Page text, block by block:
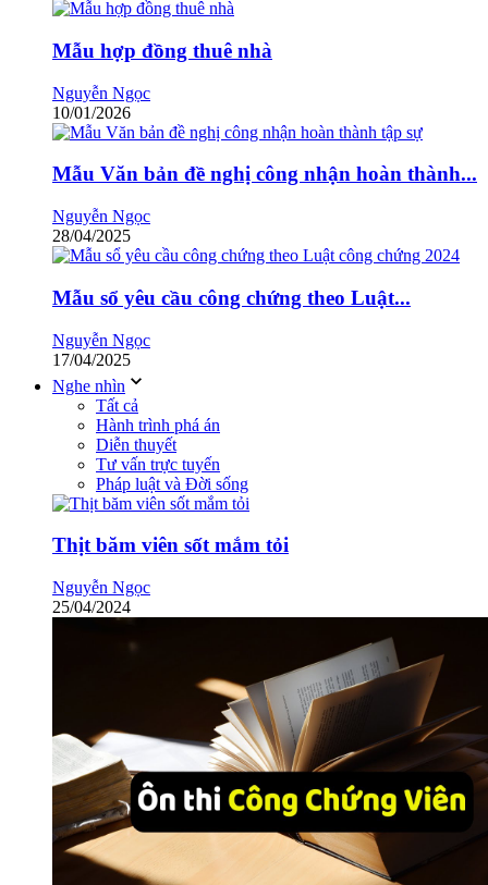
Mẫu hợp đồng thuê nhà
Nguyễn Ngọc
10/01/2026
Mẫu Văn bản đề nghị công nhận hoàn thành...
Nguyễn Ngọc
28/04/2025
Mẫu sổ yêu cầu công chứng theo Luật...
Nguyễn Ngọc
17/04/2025
Nghe nhìn
Tất cả
Hành trình phá án
Diễn thuyết
Tư vấn trực tuyến
Pháp luật và Đời sống
Thịt băm viên sốt mắm tỏi
Nguyễn Ngọc
25/04/2024